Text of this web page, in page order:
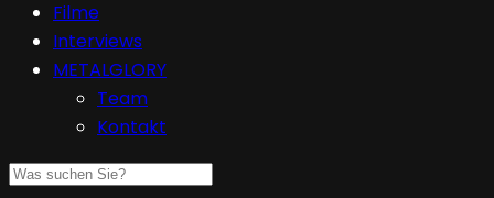
Filme
Interviews
METALGLORY
Team
Kontakt